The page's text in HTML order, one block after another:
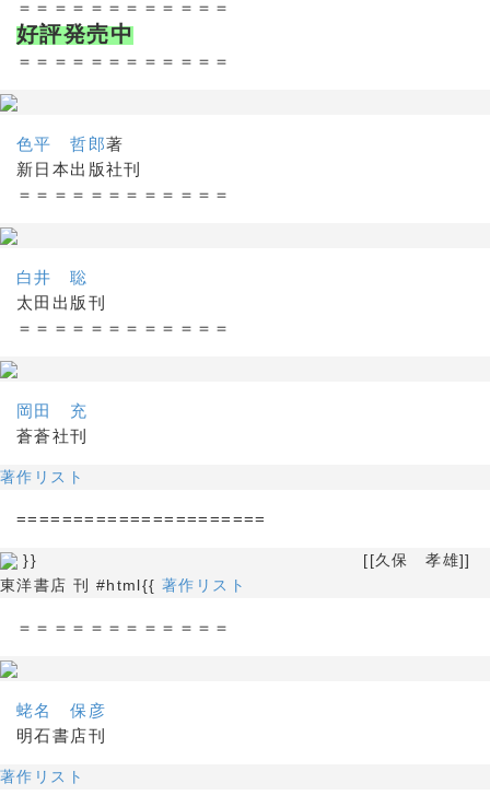
＝＝＝＝＝＝＝＝＝＝＝＝
好評発売中
＝＝＝＝＝＝＝＝＝＝＝＝
色平 哲郎著
新日本出版社刊
＝＝＝＝＝＝＝＝＝＝＝＝
白井 聡
太田出版刊
＝＝＝＝＝＝＝＝＝＝＝＝
岡田 充
蒼蒼社刊
著作リスト
======================
}} [[久保 孝雄]]
東洋書店 刊 #html{{ 著作リスト
＝＝＝＝＝＝＝＝＝＝＝＝
蛯名 保彦
明石書店刊
著作リスト